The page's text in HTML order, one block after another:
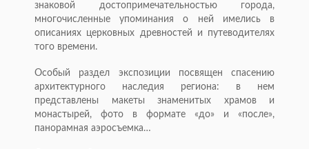
знаковой достопримечательностью города,
многочисленные упоминания о ней имелись в
описаниях церковных древностей и путеводителях
того времени.
Особый раздел экспозиции посвящен спасению
архитектурного наследия региона: в нем
представлены макеты знаменитых храмов и
монастырей, фото в формате «до» и «после»,
панорамная аэросъемка…